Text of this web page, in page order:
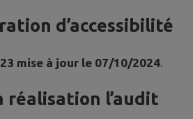
d’accessibilité
mise à jour le 07/10/2024
réalisation l’audit